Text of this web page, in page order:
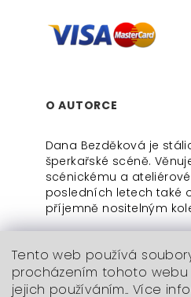
Tento web používá
procházením tohoto
jejich používáním.. Více
O AUTORCE
Dana Bezděková je
šperkařské scéně.
scénickému a
posledních letech také
příjemně nositelným